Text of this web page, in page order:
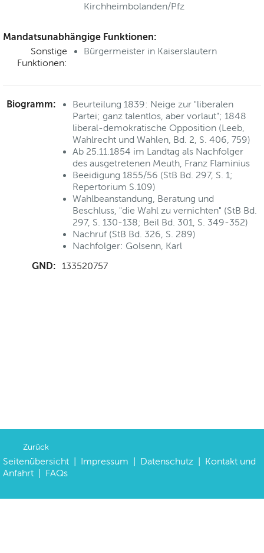
Kirchheimbolanden/Pfz
Mandatsunabhängige Funktionen:
Sonstige
Funktionen:
Bürgermeister in Kaiserslautern
Biogramm:
Beurteilung 1839: Neige zur "liberalen
Partei; ganz talentlos, aber vorlaut"; 1848
liberal-demokratische Opposition (Leeb,
Wahlrecht und Wahlen, Bd. 2, S. 406, 759)
Ab 25.11.1854 im Landtag als Nachfolger
des ausgetretenen Meuth, Franz Flaminius
Beeidigung 1855/56 (StB Bd. 297, S. 1;
Repertorium S.109)
Wahlbeanstandung, Beratung und
Beschluss, "die Wahl zu vernichten" (StB Bd.
297, S. 130-138; Beil Bd. 301, S. 349-352)
Nachruf (StB Bd. 326, S. 289)
Nachfolger: Golsenn, Karl
GND: 133520757
Zurück
Seitenübersicht Impressum Datenschutz
Kontakt und
Anfahrt
FAQs